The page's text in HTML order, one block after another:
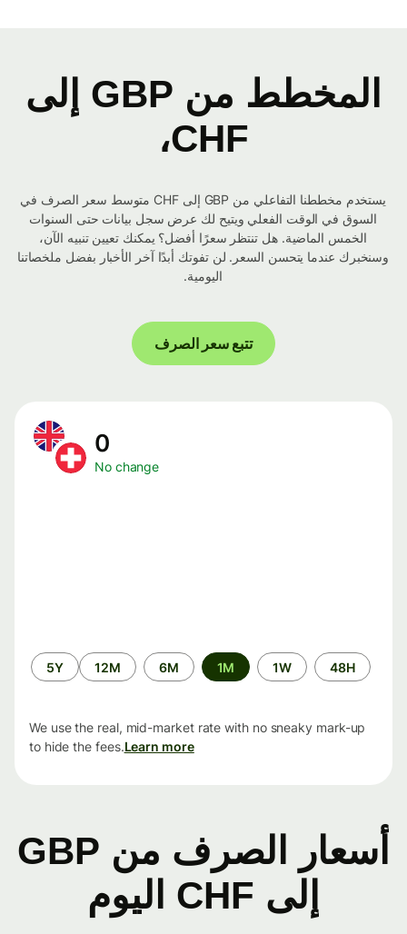
المخطط من GBP إلى
CHF،
يستخدم مخططنا التفاعلي من GBP إلى CHF متوسط ​​سعر الصرف في
السوق في الوقت الفعلي ويتيح لك عرض سجل بيانات حتى السنوات
الخمس الماضية. هل تنتظر سعرًا أفضل؟ يمكنك تعيين تنبيه الآن،
وسنخبرك عندما يتحسن السعر. لن تفوتك أبدًا آخر الأخبار بفضل ملخصاتنا
اليومية.
تتبع سعر الصرف
No change
الفترة
الزمنية
48H
1W
1M
6M
12M
5Y
We use the real, mid-market rate with no sneaky mark-up
to hide the fees.Learn more
أسعار الصرف من GBP
إلى CHF اليوم